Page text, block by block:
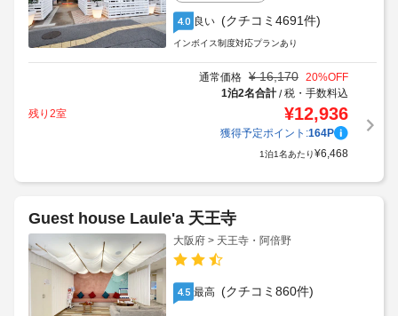
4.0 良い (クチコミ4691件)
インボイス制度対応プランあり
通常価格 ¥ 16,170 20%OFF
1泊2名合計/税・手数料込
残り2室
¥12,936
獲得予定ポイント:164P
1泊1名あたり¥6,468
Guest house Laule'a 天王寺
大阪府 > 天王寺・阿倍野
4.5 最高 (クチコミ860件)